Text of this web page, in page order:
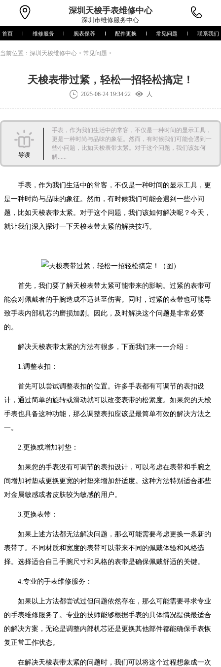
深圳 天梭手表维修中心
深圳市维修服务中心
首页 维修服务 腕表保养 配件更换 常见问题 联系我们
当前位置： 深圳天梭维修中心 > 常见问题 >
天梭表带过紧，轻松一招轻松搞定！
2025-06-24 19:34:22 人
导读
手表，作为我们生活中的常客，不仅是一种时间的显示工具，
更是一种时尚与品味的象征。然而，有时候我们可能会遇到一
些小问题，比如天梭表带太紧。对于这个问题，我们该如何
解......
手表，作为我们生活中的常客，不仅是一种时间的显示工具，更
是一种时尚与品味的象征。然而，有时候我们可能会遇到一些小问
题，比如天梭表带太紧。对于这个问题，我们该如何解决呢？今天，
就让我们深入探讨一下天梭表带太紧的解决技巧。
首先，我们要了解天梭表带太紧可能带来的影响。过紧的表带可
能会对佩戴者的手腕造成不适甚至伤害。同时，过紧的表带也可能导
致手表内部机芯的磨损加剧。因此，及时解决这个问题是非常必要
的。
解决天梭表带太紧的方法有很多，下面我们来一一介绍：
1.调整表扣：
首先可以尝试调整表扣的位置。许多手表都有可调节的表扣设
计，通过简单的旋转或滑动就可以改变表带的松紧度。如果您的天梭
手表也具备这种功能，那么调整表扣应该是最简单有效的解决方法之
一。
2.更换或增加衬垫：
如果您的手表没有可调节的表扣设计，可以考虑在表带和手腕之
间增加衬垫或更换更宽的衬垫来增加舒适度。这种方法特别适合那些
对金属敏感或者皮肤较为敏感的用户。
3.更换表带：
如果上述方法都无法解决问题，那么可能需要考虑更换一条新的
表带了。不同材质和宽度的表带可以带来不同的佩戴体验和风格选
择。选择适合自己手腕尺寸和风格的表带是确保佩戴舒适的关键。
4.专业的手表维修服务：
如果以上方法都尝试过但问题依然存在，那么可能需要寻求专业
的手表维修服务了。专业的技师能够根据手表的具体情况提供最适合
的解决方案，无论是调整内部机芯还是更换其他部件都能确保手表恢
复正常工作状态。
在解决天梭表带太紧的问题时，我们可以将这个过程想象成一次